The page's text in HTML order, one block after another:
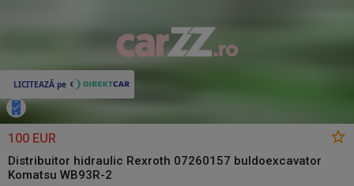
100 EUR
Distribuitor hidraulic Rexroth 07260157 buldoexcavator
Komatsu WB93R-2